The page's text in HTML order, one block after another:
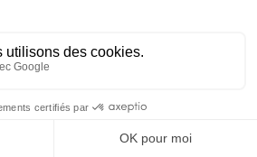
sécurisé pour vous garantir une